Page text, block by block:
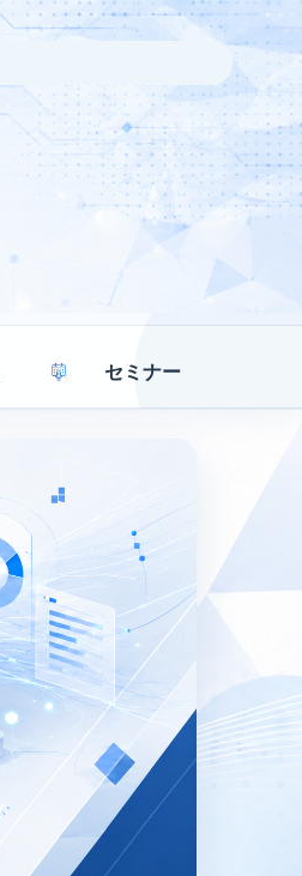
セミナー